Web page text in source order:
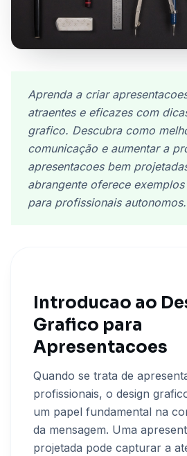
Aprenda a criar
atraentes e eficazes com
grafico. Descubra como
comunicação e aumentar a
apresentacoes bem
abrangente oferece
para profissionais autonomos.
Introducao ao
Grafico para
Apresentacoes
Quando se trata de
profissionais, o design
um papel fundamental na
da mensagem. Uma
projetada pode capturar a